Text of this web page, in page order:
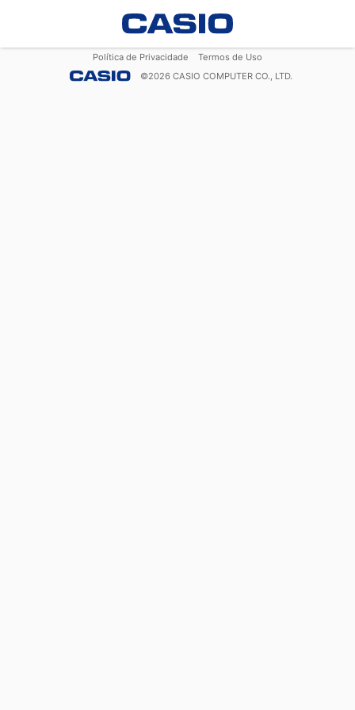
Política de Privacidade
Termos de Uso
©2026 CASIO COMPUTER CO., LTD.